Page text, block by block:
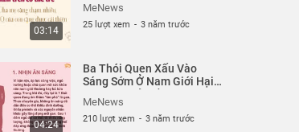
03:14
Của Con Càng Được Cải
Thiện| MeNews
MeNews
25 lượt xem - 3 năm trước
04:24
Ba Thói Quen Xấu Vào
Sáng Sớm Ở Nam Giới Hại
MeNews
MeNews
210 lượt xem - 3 năm trước